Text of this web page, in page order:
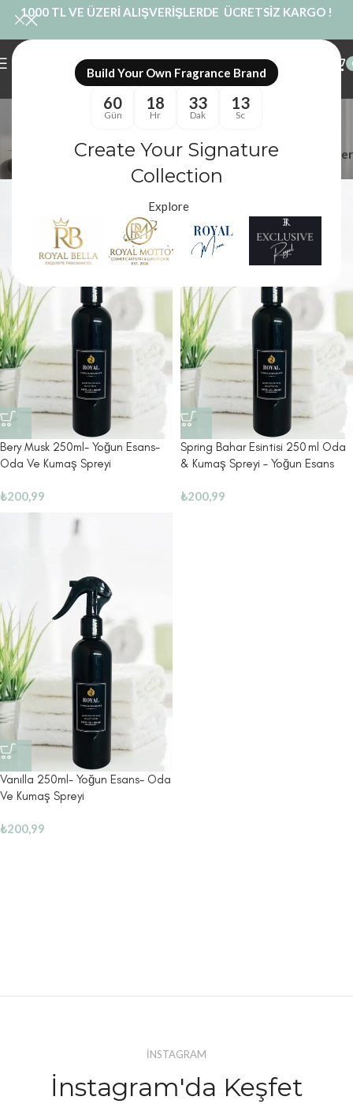
Build Your Own Fragrance Brand
60
Gün
18
Hr
33
Dak
13
Sc
Create Your Signature
Collection
Explore
1000 TL VE ÜZERİ ALIŞVERİŞLERDE ÜCRETSİZ KARGO !
Çamaşır Spreyi
Royal Mum
Ürünler “Çamaşır Spreyi” olarak etiketlendi Filtreler
Bery Musk 250ml- Yoğun Esans-
Oda Ve Kumaş Spreyi
₺200,99
Spring Bahar Esintisi 250 ml Oda
& Kumaş Spreyi – Yoğun Esans
₺200,99
Vanılla 250ml- Yoğun Esans- Oda
Ve Kumaş Spreyi
₺200,99
İNSTAGRAM
İnstagram'da Keşfet